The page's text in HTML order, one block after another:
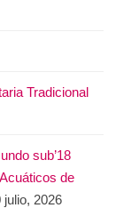
Tradicional
sub’18
de
julio, 2026